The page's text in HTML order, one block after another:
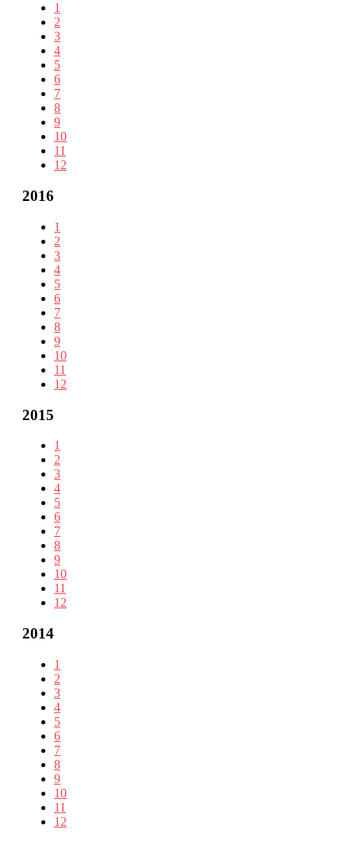
1
2
3
4
5
6
7
8
9
10
11
12
2016
1
2
3
4
5
6
7
8
9
10
11
12
2015
1
2
3
4
5
6
7
8
9
10
11
12
2014
1
2
3
4
5
6
7
8
9
10
11
12